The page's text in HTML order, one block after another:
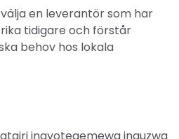
en leverantör som har
tidigare och förstår
behov hos lokala